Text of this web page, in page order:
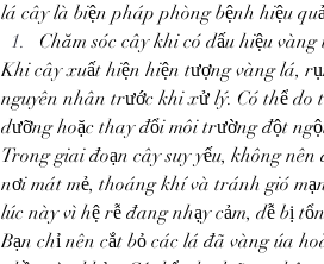
lá cây là biện pháp phòng bệnh hiệu
Chăm sóc cây khi có dấu hiệu vàng
Khi cây xuất hiện hiện tượng vàng lá,
nguyên nhân trước khi xử lý. Có thể
dưỡng hoặc thay đổi môi trường đột
Trong giai đoạn cây suy yếu, không
nơi mát mẻ, thoáng khí và tránh gió
lúc này vì hệ rễ đang nhạy cảm, dễ bị
Bạn chỉ nên cắt bỏ các lá đã vàng úa